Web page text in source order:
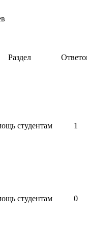
Раздел
студентам 1
студентам 0